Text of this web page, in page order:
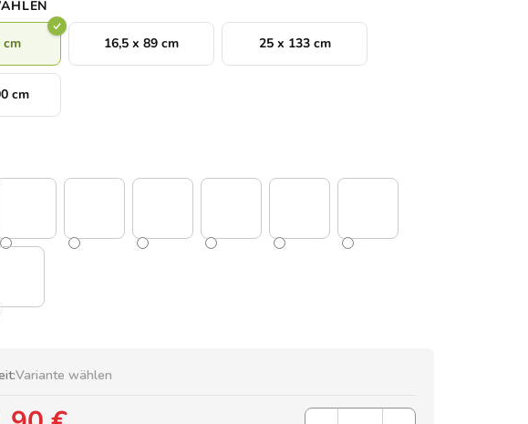
cm 16,5 x 89 cm 25 x 133 cm
cm
Variante wählen